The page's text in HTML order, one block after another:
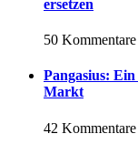
ersetzen
50 Kommentare
Pangasius:
Markt
42 Kommentare